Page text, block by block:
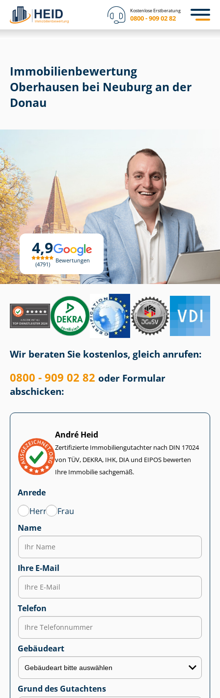
Kostenlose Erstberatung
0800 - 909 02 82
4,9
4791
Bewertungen
Immobilien­bewertung
Oberhausen bei Neuburg an der
Donau
Wir beraten Sie kostenlos, gleich anrufen:
0800 - 909 02 82 oder Formular
abschicken:
André Heid
Zertifizierte Im­mo­bi­li­en­gut­ach­ter nach DIN 17024
von TÜV, DEKRA, IHK, DIA und EIPOS bewerten
Ihre Immobilie sachgemäß.
Anrede
Herr
Frau
Name
Ihre E-Mail
Telefon
Gebäudeart
Grund des Gutachtens